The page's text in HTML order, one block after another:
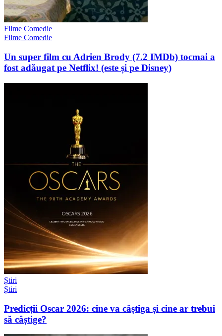
Filme Comedie
Filme Comedie
Un super film cu Adrien Brody (7.2 IMDb) tocmai a
fost adăugat pe Netflix! (este și pe Disney)
Știri
Știri
Predicții Oscar 2026: cine va câștiga și cine ar trebui
să câștige?